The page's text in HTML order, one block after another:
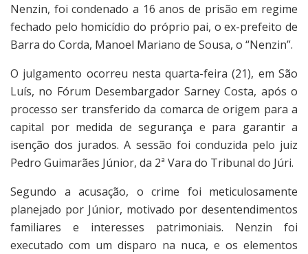
Nenzin, foi condenado a 16 anos de prisão em regime
fechado pelo homicídio do próprio pai, o ex-prefeito de
Barra do Corda, Manoel Mariano de Sousa, o “Nenzin”.
O julgamento ocorreu nesta quarta-feira (21), em São
Luís, no Fórum Desembargador Sarney Costa, após o
processo ser transferido da comarca de origem para a
capital por medida de segurança e para garantir a
isenção dos jurados. A sessão foi conduzida pelo juiz
Pedro Guimarães Júnior, da 2ª Vara do Tribunal do Júri.
Segundo a acusação, o crime foi meticulosamente
planejado por Júnior, motivado por desentendimentos
familiares e interesses patrimoniais. Nenzin foi
executado com um disparo na nuca, e os elementos